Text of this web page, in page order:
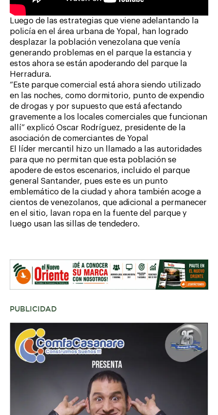
Luego de las estrategias que viene adelantando la
policía en el área urbana de Yopal, han logrado
desplazar la población venezolana que venía
generando problemas en el parque la estancia y
estos ahora se están apoderando del parque la
Herradura.
“Este parque comercial está ahora siendo utilizado
en las noches, como dormitorio, punto de expendio
de drogas y por supuesto que está afectando
gravemente a los locales comerciales que funcionan
allí” explicó Oscar Rodríguez, presidente de la
asociación de comerciantes de Yopal
El líder mercantil hizo un llamado a las autoridades
para que no permitan que esta población se
apodere de estos escenarios, incluido el parque
general Santander, pues este es un punto
emblemático de la ciudad y ahora también acoge a
cientos de venezolanos, que adicional a permanecer
en el sitio, lavan ropa en la fuente del parque y
luego usan las sillas de tendedero.
PUBLICIDAD